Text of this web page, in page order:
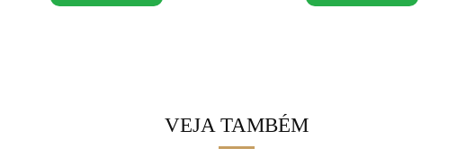
VEJA TAMBÉM